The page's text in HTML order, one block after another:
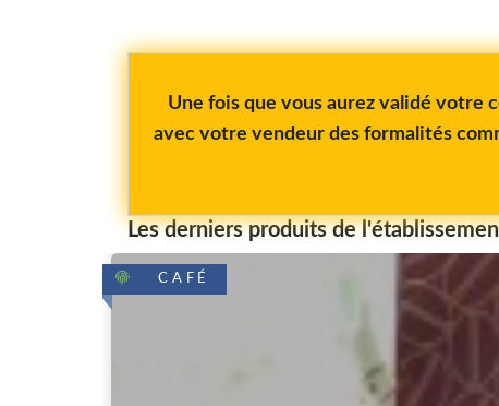
Une fois que vous aurez validé votre
avec votre vendeur des formalités
Les derniers produits de
CAFÉ